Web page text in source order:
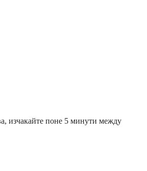
изчакайте поне 5 минути между